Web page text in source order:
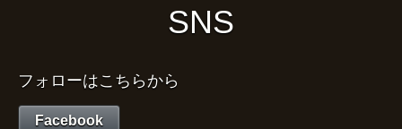
SNS
フォローはこちらから
Facebook